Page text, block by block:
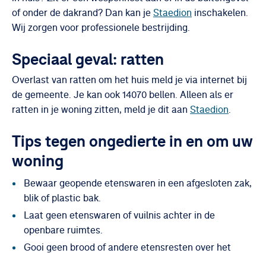
of onder de dakrand? Dan kan jeStaedion inschakelen.
Wij zorgen voor professionele bestrijding.
Speciaal geval: ratten
Overlast van ratten om het huis meld je via internet bij
de gemeente. Je kan ook 14070 bellen. Alleen als er
ratten in je woning zitten, meld je dit aanStaedion.
Tips tegen ongedierte in en om uw
woning
Bewaar geopende etenswaren in een afgesloten zak,
blik of plastic bak.
Laat geen etenswaren of vuilnis achter in de
openbare ruimtes.
Gooi geen brood of andere etensresten over het